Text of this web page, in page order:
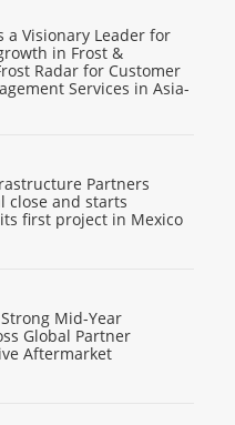
a Visionary Leader for
in Frost &
Radar for Customer
Services in Asia-
Partners
close and starts
first project in Mexico
Mid-Year
Global Partner
Aftermarket